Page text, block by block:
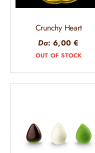
Crunchy Heart
Da:6,00€
OUT OF STOCK